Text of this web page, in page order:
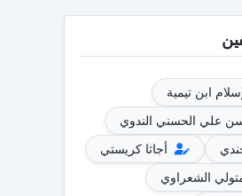
ابن تيمية
علي الحسني الندوي
أجاثا كريستي
الشعراوي